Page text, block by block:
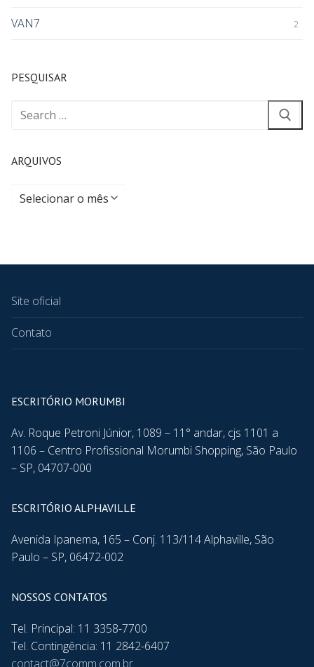
VAN7 2
PESQUISAR
ARQUIVOS
Site oficial
Contato
ESCRITÓRIO MORUMBI
Av. Roque Petroni Júnior, 1089 – 11° andar, cjs 1101 a
1106 – Centro Profissional Morumbi Shopping, São Paulo
– SP, 04707-000
ESCRITÓRIO ALPHAVILLE
Avenida Ipanema, 165 – Conj. 113/114 Alphaville, São
Paulo – SP, 06472-002
NOSSOS CONTATOS
Tel. Principal: 11 3358-7700
Tel. Contingência: 11 2842-6407
contact@7comm.com.br